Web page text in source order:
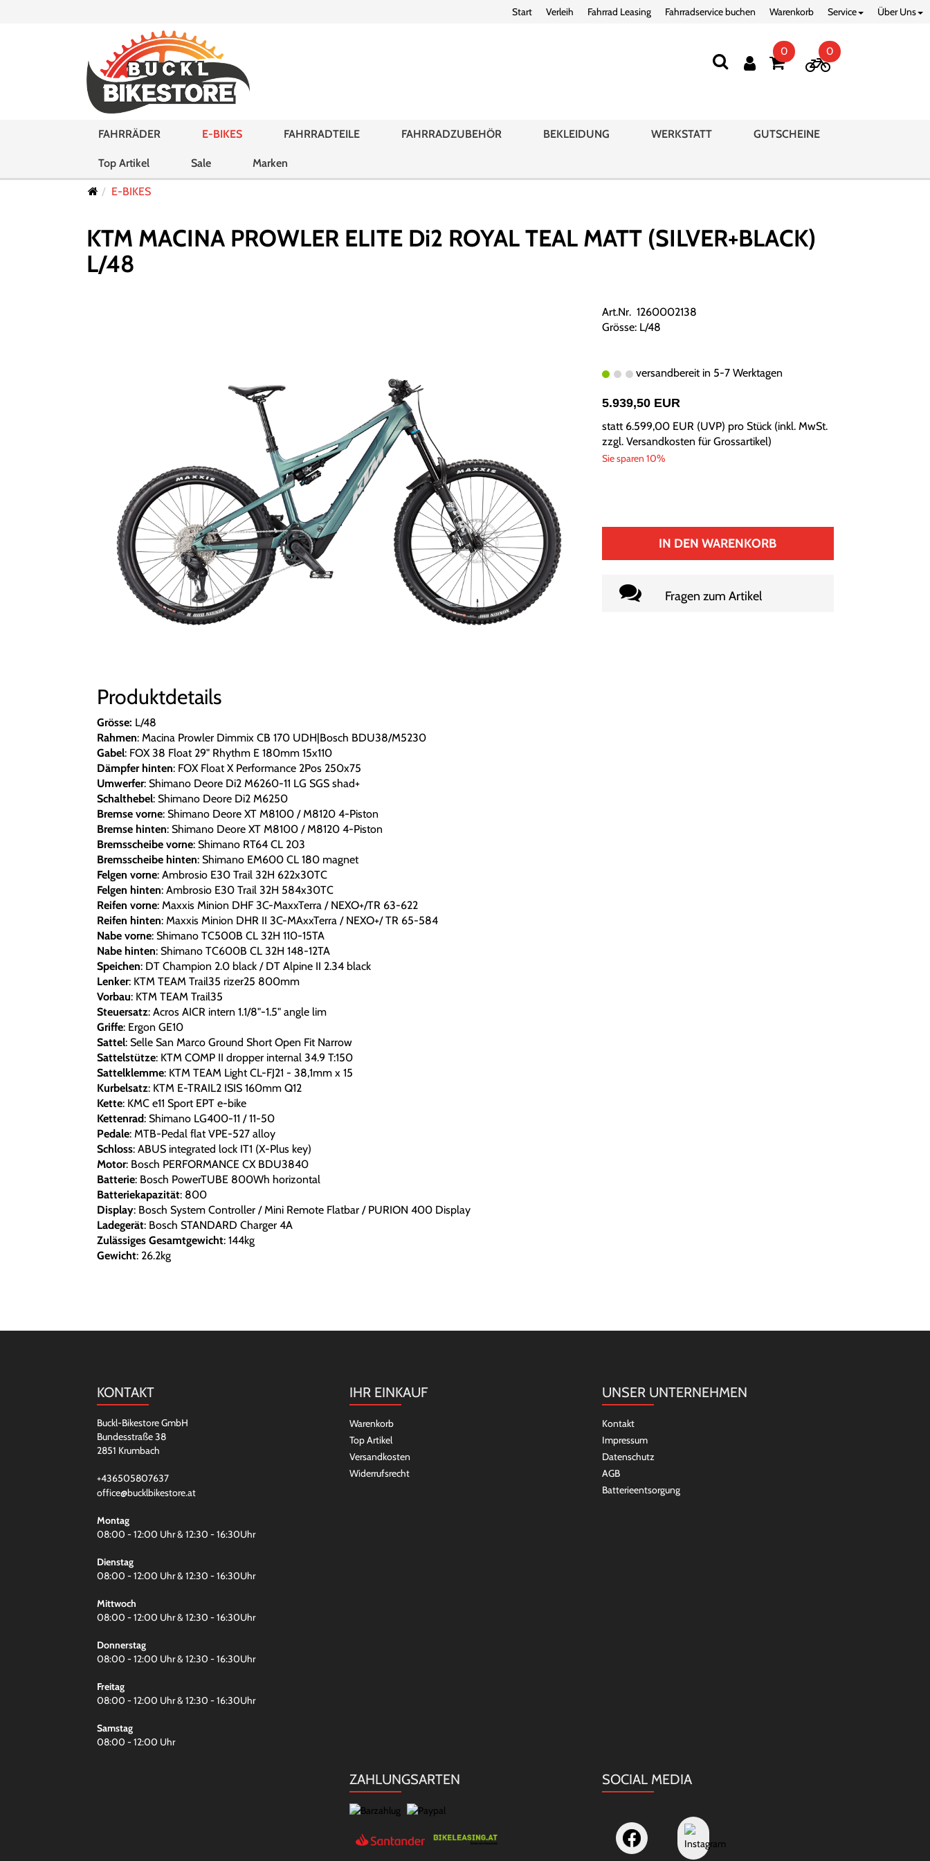
Start Verleih Fahrrad Leasing Fahrradservice buchen Warenkorb Service Über Uns
0 0
FAHRRÄDER E-BIKES FAHRRADTEILE FAHRRADZUBEHÖR BEKLEIDUNG WERKSTATT GUTSCHEINE
Top Artikel Sale Marken
E-BIKES
KTM MACINA PROWLER ELITE Di2 ROYAL TEAL MATT (SILVER+BLACK)
L/48
Produktdetails
Grösse: L/48
Rahmen: Macina Prowler Dimmix CB 170 UDH|Bosch BDU38/M5230
Gabel: FOX 38 Float 29" Rhythm E 180mm 15x110
Dämpfer hinten: FOX Float X Performance 2Pos 250x75
Umwerfer: Shimano Deore Di2 M6260-11 LG SGS shad+
Schalthebel: Shimano Deore Di2 M6250
Bremse vorne: Shimano Deore XT M8100 / M8120 4-Piston
Bremse hinten: Shimano Deore XT M8100 / M8120 4-Piston
Bremsscheibe vorne: Shimano RT64 CL 203
Bremsscheibe hinten: Shimano EM600 CL 180 magnet
Felgen vorne: Ambrosio E30 Trail 32H 622x30TC
Felgen hinten: Ambrosio E30 Trail 32H 584x30TC
Reifen vorne: Maxxis Minion DHF 3C-MaxxTerra / NEXO+/TR 63-622
Reifen hinten: Maxxis Minion DHR II 3C-MAxxTerra / NEXO+/ TR 65-584
Nabe vorne: Shimano TC500B CL 32H 110-15TA
Nabe hinten: Shimano TC600B CL 32H 148-12TA
Speichen: DT Champion 2.0 black / DT Alpine II 2.34 black
Lenker: KTM TEAM Trail35 rizer25 800mm
Vorbau: KTM TEAM Trail35
Steuersatz: Acros AICR intern 1.1/8"-1.5" angle lim
Griffe: Ergon GE10
Sattel: Selle San Marco Ground Short Open Fit Narrow
Sattelstütze: KTM COMP II dropper internal 34.9 T:150
Sattelklemme: KTM TEAM Light CL-FJ21 - 38,1mm x 15
Kurbelsatz: KTM E-TRAIL2 ISIS 160mm Q12
Kette: KMC e11 Sport EPT e-bike
Kettenrad: Shimano LG400-11 / 11-50
Pedale: MTB-Pedal flat VPE-527 alloy
Schloss: ABUS integrated lock IT1 (X-Plus key)
Motor: Bosch PERFORMANCE CX BDU3840
Batterie: Bosch PowerTUBE 800Wh horizontal
Batteriekapazität: 800
Display: Bosch System Controller / Mini Remote Flatbar / PURION 400 Display
Ladegerät: Bosch STANDARD Charger 4A
Zulässiges Gesamtgewicht: 144kg
Gewicht: 26.2kg
Art.Nr. 1260002138
Grösse: L/48
versandbereit in 5-7 Werktagen
5.939,50 EUR
statt 6.599,00 EUR(UVP) pro Stück (inkl. MwSt.
zzgl. Versandkosten für Grossartikel)
Sie sparen 10%
IN DEN WARENKORB
Fragen zum Artikel
KONTAKT
Buckl-Bikestore GmbH
Bundesstraße 38
2851 Krumbach
+436505807637
office@bucklbikestore.at
Montag
08:00 - 12:00 Uhr & 12:30 - 16:30Uhr
Dienstag
08:00 - 12:00 Uhr & 12:30 - 16:30Uhr
Mittwoch
08:00 - 12:00 Uhr & 12:30 - 16:30Uhr
Donnerstag
08:00 - 12:00 Uhr & 12:30 - 16:30Uhr
Freitag
08:00 - 12:00 Uhr & 12:30 - 16:30Uhr
Samstag
08:00 - 12:00 Uhr
IHR EINKAUF
Warenkorb
Top Artikel
Versandkosten
Widerrufsrecht
UNSER UNTERNEHMEN
Kontakt
Impressum
Datenschutz
AGB
Batterieentsorgung
ZAHLUNGSARTEN SOCIAL MEDIA